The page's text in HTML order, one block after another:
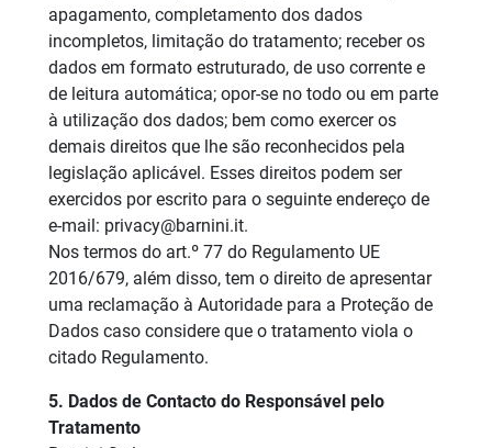
apagamento, completamento dos dados
incompletos, limitação do tratamento; receber os
dados em formato estruturado, de uso corrente e
de leitura automática; opor-se no todo ou em parte
à utilização dos dados; bem como exercer os
demais direitos que lhe são reconhecidos pela
legislação aplicável. Esses direitos podem ser
exercidos por escrito para o seguinte endereço de
e-mail: privacy@barnini.it.
Nos termos do art.º 77 do Regulamento UE
2016/679, além disso, tem o direito de apresentar
uma reclamação à Autoridade para a Proteção de
Dados caso considere que o tratamento viola o
citado Regulamento.
5. Dados de Contacto do Responsável pelo
Tratamento